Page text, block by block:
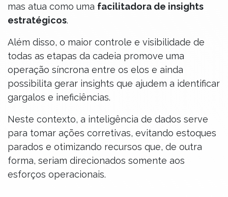
mas atua como uma facilitadora de insights
estratégicos.
Além disso, o maior controle e visibilidade de
todas as etapas da cadeia promove uma
operação síncrona entre os elos e ainda
possibilita gerar insights que ajudem a identificar
gargalos e ineficiências.
Neste contexto, a inteligência de dados serve
para tomar ações corretivas, evitando estoques
parados e otimizando recursos que, de outra
forma, seriam direcionados somente aos
esforços operacionais.